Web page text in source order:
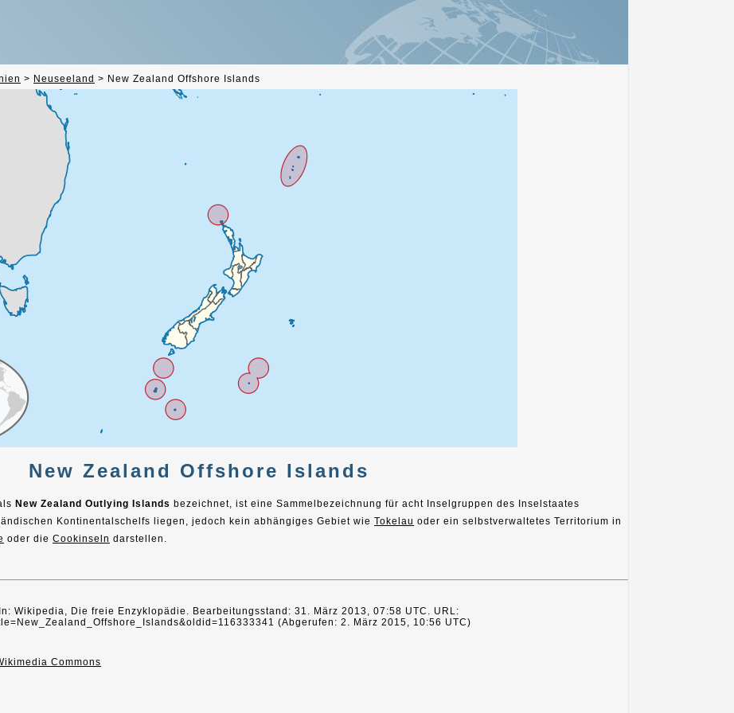
> Neuseeland > New Zealand Offshore Islands
New Zealand Offshore Islands
New Zealand Outlying Islands bezeichnet, ist eine Sammelbezeichnung für acht Inselgruppen des Inselstaates
Kontinentalschelfs liegen, jedoch kein abhängiges Gebiet wie Tokelau oder ein selbstverwaltetes Territorium in
oder die Cookinseln darstellen.
Wikipedia, Die freie Enzyklopädie. Bearbeitungsstand: 31. März 2013, 07:58 UTC. URL:
(Abgerufen: 2. März 2015, 10:56 UTC)
Commons